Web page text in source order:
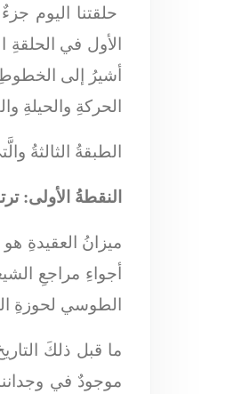
حلقتنا اليوم
الأول في
أشيرُ إلى
الحركةِ والحيلةِ
الطبقةُ الثالثةُ
النقطةُ الأولى:
ميزانُ العقيدةِ
أجواءِ مراجعِ
الطوسي لحوزةِ
ما قبل ذلكَ
موجودٌ في